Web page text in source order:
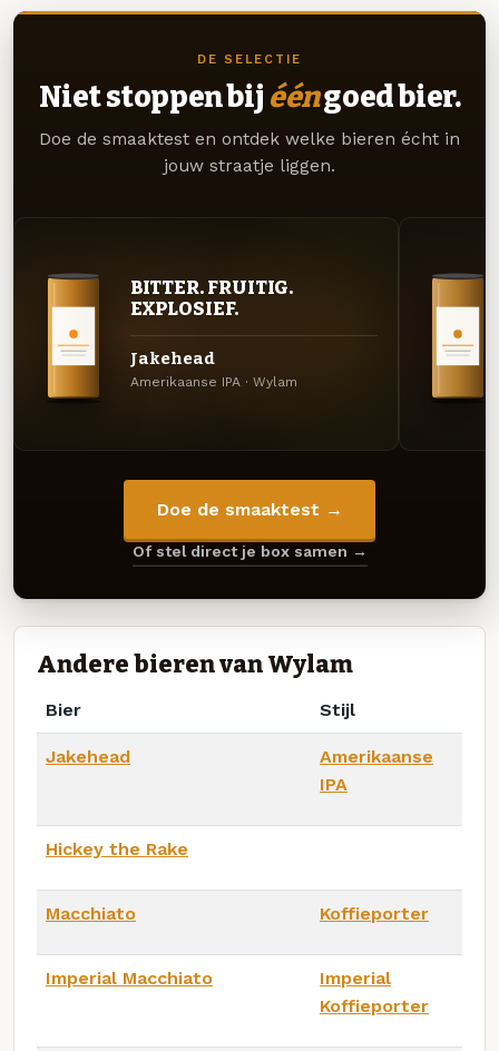
DE SELECTIE
Niet stoppen bij ééngoed bier.
Doe de smaaktest en ontdek welke bieren écht in
jouw straatje liggen.
BITTER. FRUITIG.
EXPLOSIEF.
Jakehead
Amerikaanse IPA · Wylam
Doe de smaaktest →
Of stel direct je box samen →
Andere bieren van Wylam
Bier Stijl
Jakehead
Amerikaanse
IPA
Hickey the Rake
Macchiato Koffieporter
Imperial Macchiato
Imperial
Koffieporter